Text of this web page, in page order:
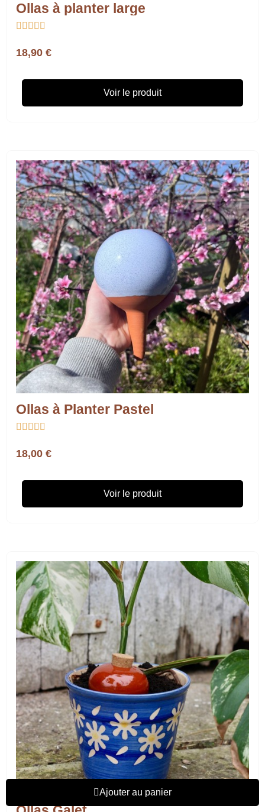
Ajouter au panier
Ollas à planter large
    
18,90 €
Voir le produit
Ollas à Planter Pastel
    
18,00 €
Voir le produit